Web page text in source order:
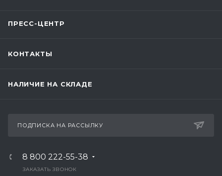
ПРЕСС-ЦЕНТР
КОНТАКТЫ
НАЛИЧИЕ НА СКЛАДЕ
ПОДПИСКА НА РАССЫЛКУ
8 800 222-55-38
ЗАКАЗАТЬ ЗВОНОК